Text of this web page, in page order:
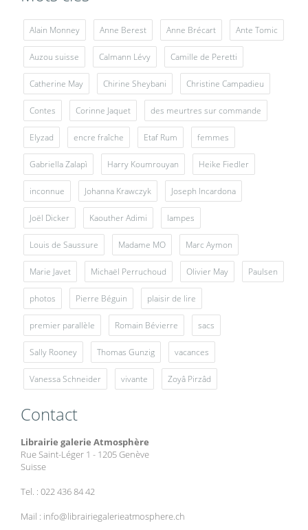
Alain Monney Anne Berest Anne Brécart Ante Tomic
Auzou suisse Calmann Lévy Camille de Peretti
Catherine May Chirine Sheybani Christine Campadieu
Contes Corinne Jaquet des meurtres sur commande
Elyzad encre fraîche Etaf Rum femmes
Gabriella Zalapì Harry Koumrouyan Heike Fiedler
inconnue Johanna Krawczyk Joseph Incardona
Joël Dicker Kaouther Adimi lampes
Louis de Saussure Madame MO Marc Aymon
Marie Javet Michaël Perruchoud Olivier May Paulsen
photos Pierre Béguin plaisir de lire
premier parallèle Romain Bévierre sacs
Sally Rooney Thomas Gunzig vacances
Vanessa Schneider vivante Zoyâ Pirzâd
Contact
Librairie galerie Atmosphère
Rue Saint-Léger 1 - 1205 Genève
Suisse
Tel. : 022 436 84 42
Mail : info@librairiegalerieatmosphere.ch